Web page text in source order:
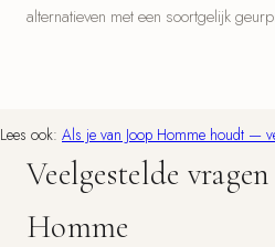
alternatieven met een soortgelijk
Lees ook: Als je van Joop Homme houdt —
Veelgestelde
Homme